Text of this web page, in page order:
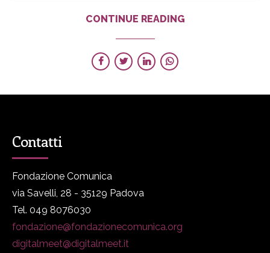
CONTINUE READING
Contatti
Fondazione Comunica
via Savelli, 28 - 35129 Padova
Tel. 049 8076030
fondazione@fondazionecomunica.org
digitalmeet@digitalmeet.it